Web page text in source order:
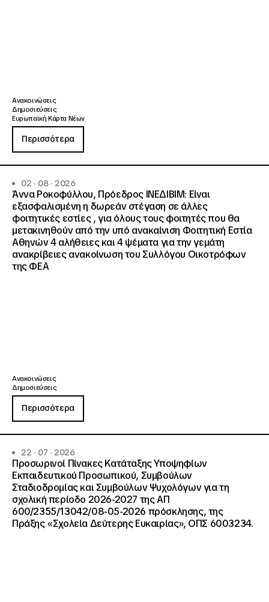
Ανακοινώσεις
Δημοσιεύσεις
Ευρωπαϊκή Κάρτα Νέων
Περισσότερα
02 · 08 · 2026
Άννα Ροκοφύλλου, Πρόεδρος ΙΝΕΔΙΒΙΜ: Είναι
εξασφαλισμένη η δωρεάν στέγαση σε άλλες
φοιτητικές εστίες , για όλους τους φοιτητές που θα
μετακινηθούν από την υπό ανακαίνιση Φοιτητική Εστία
Αθηνών 4 αλήθειες και 4 ψέματα για την γεμάτη
ανακρίβειες ανακοίνωση του Συλλόγου Οικοτρόφων
της ΦΕΑ
Ανακοινώσεις
Δημοσιεύσεις
Περισσότερα
22 · 07 · 2026
Προσωρινοί Πίνακες Κατάταξης Υποψηφίων
Εκπαιδευτικού Προσωπικού, Συμβούλων
Σταδιοδρομίας και Συμβούλων Ψυχολόγων για τη
σχολική περίοδο 2026-2027 της ΑΠ
600/2355/13042/08-05-2026 πρόσκλησης, της
Πράξης «Σχολεία Δεύτερης Ευκαιρίας», ΟΠΣ 6003234.